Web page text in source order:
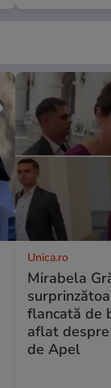
Unica.ro
Mirabela
flancată de
aflat
de Apel